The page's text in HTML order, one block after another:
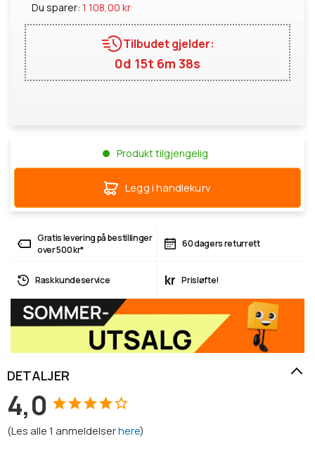
Du sparer: 1 108,00 kr
Tilbudet gjelder:
0d 15t 6m 38s
Produkt tilgjengelig
Legg i handlekurv
Gratis levering på bestillinger
over 500 kr*
60 dagers returrett
Rask kundeservice kr Prisløfte!
DETALJER
4,0
(Les alle1 anmeldelserhere)